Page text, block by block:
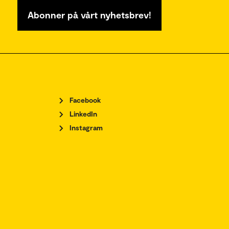
Abonner på vårt nyhetsbrev!
Facebook
LinkedIn
Instagram